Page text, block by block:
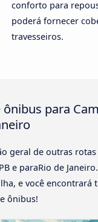
conforto para
poderá fornecer
travesseiros.
para
geral de outras
e paraRio de
e você encontrará
ônibus!